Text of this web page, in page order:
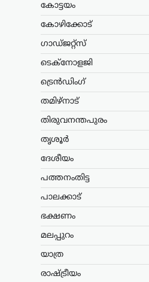
കോട്ടയം
കോഴിക്കോട്
ഗാഡ്ജറ്റ്സ്
ടെക്നോളജി
ട്രെൻഡിംഗ്
തമിഴ്നാട്
തിരുവനന്തപുരം
തൃശൂർ
ദേശീയം
പത്തനംതിട്ട
പാലക്കാട്
ഭക്ഷണം
മലപ്പുറം
യാത്ര
രാഷ്ട്രീയം
വ്യാപക
വേഗത്തില്‍
നിര്‍ദേശം
ന്യൂസ് ഡെസ്ക്
പൊലീസിനെ
പിടികൂടാന്‍
ചെന്നിത്തല
പരിശോധന
കേരളം,